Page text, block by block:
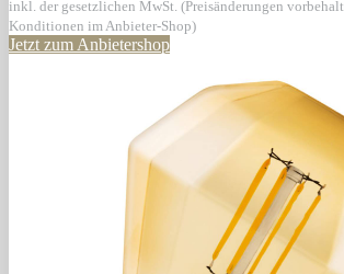
inkl. der gesetzlichen MwSt. (Preisänderungen
Konditionen im Anbieter-Shop)
Jetzt zum Anbietershop